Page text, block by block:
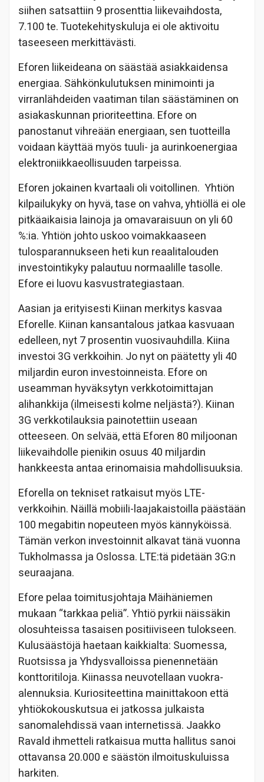
siihen satsattiin 9 prosenttia liikevaihdosta,
7.100 te. Tuotekehityskuluja ei ole aktivoitu
taseeseen merkittävästi.
Eforen liikeideana on säästää asiakkaidensa
energiaa. Sähkönkulutuksen minimointi ja
virranlähdeiden vaatiman tilan säästäminen on
asiakaskunnan prioriteettina. Efore on
panostanut vihreään energiaan, sen tuotteilla
voidaan käyttää myös tuuli- ja aurinkoenergiaa
elektroniikkaeollisuuden tarpeissa.
Eforen jokainen kvartaali oli voitollinen. Yhtiön
kilpailukyky on hyvä, tase on vahva, yhtiöllä ei ole
pitkäaikaisia lainoja ja omavaraisuun on yli 60
%:ia. Yhtiön johto uskoo voimakkaaseen
tulosparannukseen heti kun reaalitalouden
investointikyky palautuu normaalille tasolle.
Efore ei luovu kasvustrategiastaan.
Aasian ja erityisesti Kiinan merkitys kasvaa
Eforelle. Kiinan kansantalous jatkaa kasvuaan
edelleen, nyt 7 prosentin vuosivauhdilla. Kiina
investoi 3G verkkoihin. Jo nyt on päätetty yli 40
miljardin euron investoinneista. Efore on
useamman hyväksytyn verkkotoimittajan
alihankkija (ilmeisesti kolme neljästä?). Kiinan
3G verkkotilauksia painotettiin useaan
otteeseen. On selvää, että Eforen 80 miljoonan
liikevaihdolle pienikin osuus 40 miljardin
hankkeesta antaa erinomaisia mahdollisuuksia.
Eforella on tekniset ratkaisut myös LTE-
verkkoihin. Näillä mobiili-laajakaistoilla päästään
100 megabitin nopeuteen myös kännyköissä.
Tämän verkon investoinnit alkavat tänä vuonna
Tukholmassa ja Oslossa. LTE:tä pidetään 3G:n
seuraajana.
Efore pelaa toimitusjohtaja Mäihäniemen
mukaan “tarkkaa peliä”. Yhtiö pyrkii näissäkin
olosuhteissa tasaisen positiiviseen tulokseen.
Kulusäästöjä haetaan kaikkialta: Suomessa,
Ruotsissa ja Yhdysvalloissa pienennetään
konttoritiloja. Kiinassa neuvotellaan vuokra-
alennuksia. Kuriositeettina mainittakoon että
yhtiökokouskutsua ei jatkossa julkaista
sanomalehdissä vaan internetissä. Jaakko
Ravald ihmetteli ratkaisua mutta hallitus sanoi
ottavansa 20.000 e säästön ilmoituskuluissa
harkiten.